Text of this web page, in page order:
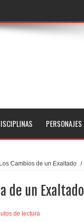
PERSONAJES
Los Cambios de un Exaltado /
de un Exaltado
de lectura